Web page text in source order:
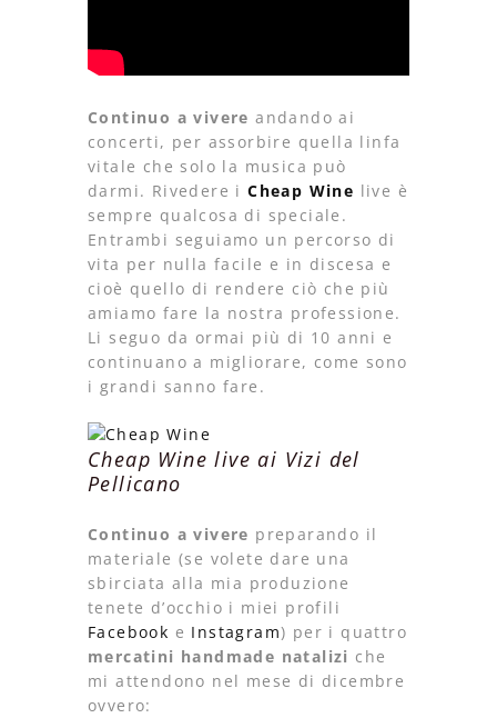
Continuo a vivere andando ai
concerti, per assorbire quella linfa
vitale che solo la musica può
darmi. Rivedere iCheap Wine live è
sempre qualcosa di speciale.
Entrambi seguiamo un percorso di
vita per nulla facile e in discesa e
cioè quello di rendere ciò che più
amiamo fare la nostra professione.
Li seguo da ormai più di 10 anni e
continuano a migliorare, come sono
i grandi sanno fare.
Cheap Wine live ai Vizi del
Pellicano
Continuo a vivere preparando il
materiale (se volete dare una
sbirciata alla mia produzione
tenete d’occhio i miei profili
Facebook e Instagram) per i quattro
mercatini handmade natalizi che
mi attendono nel mese di dicembre
ovvero: